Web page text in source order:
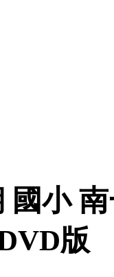
國小
版